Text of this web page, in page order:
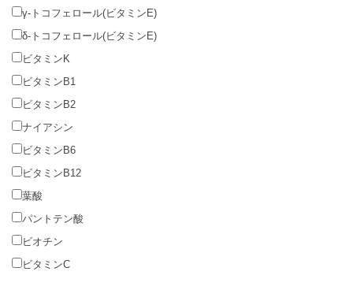
γ-トコフェロール(ビタミンE)
δ-トコフェロール(ビタミンE)
ビタミンK
ビタミンB1
ビタミンB2
ナイアシン
ビタミンB6
ビタミンB12
葉酸
パントテン酸
ビオチン
ビタミンC